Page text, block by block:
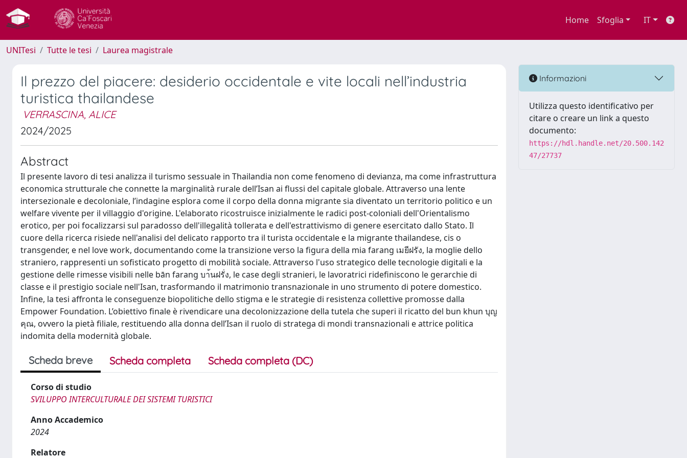
Home Sfoglia IT
UNITesi Tutte le tesi Laurea magistrale
Il prezzo del piacere: desiderio occidentale e vite locali nell’industria
turistica thailandese
VERRASCINA, ALICE
2024/2025
Abstract
Il presente lavoro di tesi analizza il turismo sessuale in Thailandia non come fenomeno di devianza, ma come infrastruttura
economica strutturale che connette la marginalità rurale dell’Isan ai flussi del capitale globale. Attraverso una lente
intersezionale e decoloniale, l’indagine esplora come il corpo della donna migrante sia diventato un territorio politico e un
welfare vivente per il villaggio d'origine. L'elaborato ricostruisce inizialmente le radici post-coloniali dell'Orientalismo
erotico, per poi focalizzarsi sul paradosso dell'illegalità tollerata e dell'estrattivismo di genere esercitato dallo Stato. Il
cuore della ricerca risiede nell'analisi del delicato rapporto tra il turista occidentale e la migrante thailandese, cis o
transgender, e nel love work, documentando come la transizione verso la figura della mia farang เมยีฝรัง, la moglie dello
straniero, rappresenti un sofisticato progetto di mobilità sociale. Attraverso l'uso strategico delle tecnologie digitali e la
gestione delle rimesse visibili nelle bān farang บา้นฝรั่ง, le case degli stranieri, le lavoratrici ridefiniscono le gerarchie di
classe e il prestigio sociale nell'Isan, trasformando il matrimonio transnazionale in uno strumento di potere domestico.
Infine, la tesi affronta le conseguenze biopolitiche dello stigma e le strategie di resistenza collettive promosse dalla
Empower Foundation. L’obiettivo finale è rivendicare una decolonizzazione della tutela che superi il ricatto del bun khun บุญ
คุณ, ovvero la pietà filiale, restituendo alla donna dell’Isan il ruolo di stratega di mondi transnazionali e attrice politica
indomita della modernità globale.
Scheda breve Scheda completa Scheda completa (DC)
Corso di studio
SVILUPPO INTERCULTURALE DEI SISTEMI TURISTICI
Anno Accademico
2024
Relatore
Informazioni
Utilizza questo identificativo per
citare o creare un link a questo
documento:
https://hdl.handle.net/20.500.142
47/27737